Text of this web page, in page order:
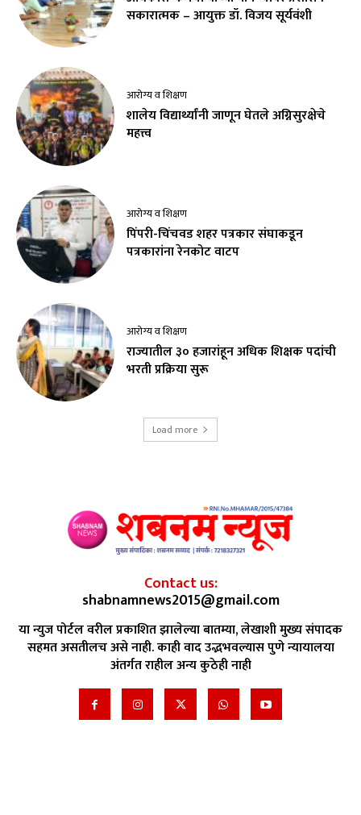
सकारात्मक – आयुक्त डॉ. विजय सूर्यवंशी
आरोग्य व शिक्षण
शालेय विद्यार्थ्यांनी जाणून घेतले अग्निसुरक्षेचे
महत्त्व
आरोग्य व शिक्षण
पिंपरी-चिंचवड शहर पत्रकार संघाकडून
पत्रकारांना रेनकोट वाटप
आरोग्य व शिक्षण
राज्यातील ३० हजारांहून अधिक शिक्षक पदांची
भरती प्रक्रिया सुरू
Load more
Contact us:
shabnamnews2015@gmail.com
या न्युज पोर्टल वरील प्रकाशित झालेल्या बातम्या, लेखाशी मुख्य संपादक
सहमत असतीलच असे नाही. काही वाद उद्भभवल्यास पुणे न्यायालया
अंतर्गत राहील अन्य कुठेही नाही